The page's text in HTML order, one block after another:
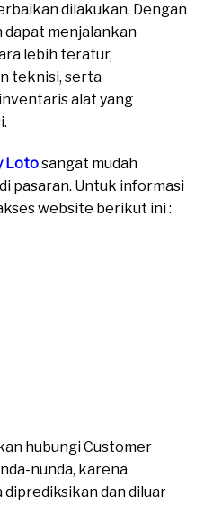
dilakukan. Dengan
dapat menjalankan
lebih teratur,
teknisi, serta
alat yang
Lotosangat mudah
pasaran. Untuk informasi
website berikut ini :
hubungi Customer
nunda, karena
dan diluar